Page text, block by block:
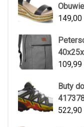
Obuwie
149,00
109,99
Buty
522,90